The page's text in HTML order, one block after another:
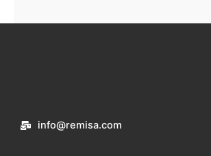
info@remisa.com